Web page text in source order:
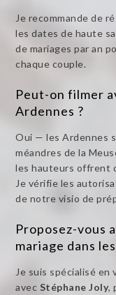
Je recommande de
les dates de haute
de mariages par an
chaque couple.
Peut-on filmer
Ardennes ?
Oui — les Ardennes
méandres de la
les hauteurs offrent
Je vérifie les
de notre visio de
Proposez-vous
mariage dans
Je suis spécialisé
avec Stéphane Joly,